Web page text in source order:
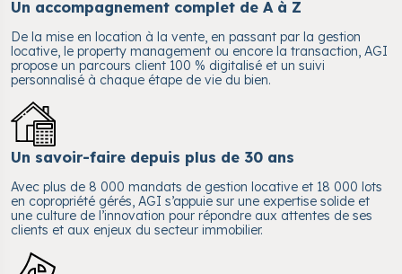
Un accompagnement complet de A à Z
De la mise en location à la vente, en passant par la gestion
locative, le property management ou encore la transaction, AGI
propose un parcours client 100 % digitalisé et un suivi
personnalisé à chaque étape de vie du bien.
Un savoir-faire depuis plus de 30 ans
Avec plus de 8 000 mandats de gestion locative et 18 000 lots
en copropriété gérés, AGI s’appuie sur une expertise solide et
une culture de l’innovation pour répondre aux attentes de ses
clients et aux enjeux du secteur immobilier.